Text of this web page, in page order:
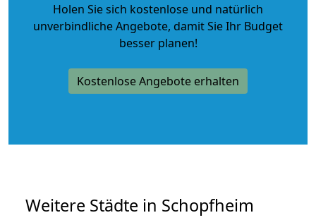
Holen Sie sich kostenlose und natürlich
unverbindliche Angebote, damit Sie Ihr Budget
besser planen!
Kostenlose Angebote erhalten
Weitere Städte in Schopfheim